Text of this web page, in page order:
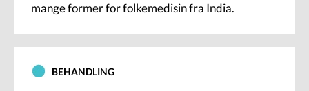
mange former for folkemedisin fra India.
BEHANDLING